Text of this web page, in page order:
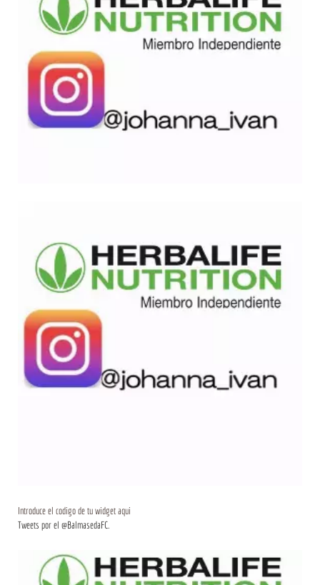
Introduce el codigo de tu widget aqui
Tweets por el @BalmasedaFC.